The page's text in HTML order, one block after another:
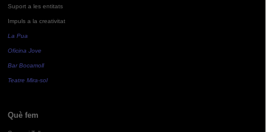
Suport a les entitats
Impuls a la creativitat
La Pua
Oficina Jove
Bar Bocamoll
Teatre Mira-sol
Què fem